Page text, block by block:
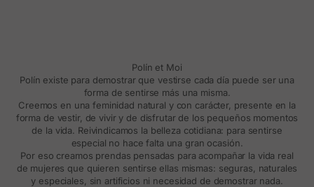
Polín et Moi
Polín existe para demostrar que vestirse cada día puede ser una
forma de sentirse más una misma.
Creemos en una feminidad natural y con carácter, presente en la
forma de vestir, de vivir y de disfrutar de los pequeños momentos
de la vida. Reivindicamos la belleza cotidiana: para sentirse
especial no hace falta una gran ocasión.
Por eso creamos prendas pensadas para acompañar la vida real
de mujeres que quieren sentirse ellas mismas: seguras, naturales
y especiales, sin artificios ni necesidad de demostrar nada.